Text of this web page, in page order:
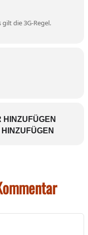
die 3G-Regel.